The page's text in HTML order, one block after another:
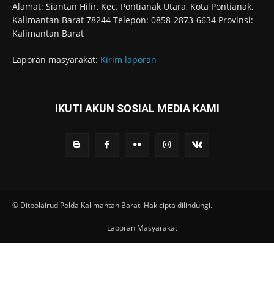
Alamat: Siantan Hilir, Kec. Pontianak Utara, Kota Pontianak,
Kalimantan Barat 78244 Telepon: 0858-2873-6634 Provinsi:
Kalimantan Barat
Laporan masyarakat: Kirim laporan
IKUTI AKUN SOSIAL MEDIA KAMI
© Ditpolairud Polda Kalimantan Barat. Hak cipta dilindungi.
Laporan Masyarakat